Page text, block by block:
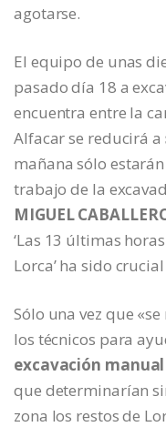
agotarse.
El equipo de unas
pasado día 18 a
encuentra entre la
Alfacar se reducirá a
mañana sólo
trabajo de la
MIGUEL
‘Las 13 últimas
Lorca’ ha sido
Sólo una vez que
los técnicos para
excavación manual
que determinarían
zona los restos de